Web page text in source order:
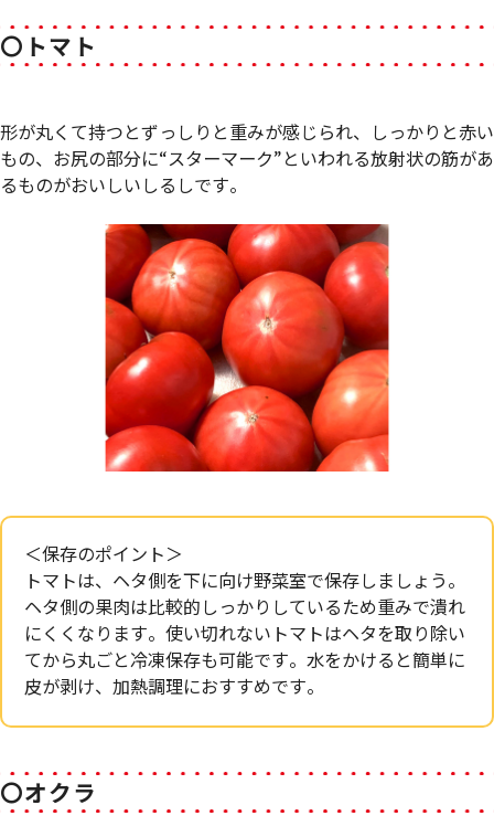
〇トマト
形が丸くて持つとずっしりと重みが感じられ、しっかりと赤い
もの、お尻の部分に“スターマーク”といわれる放射状の筋があ
るものがおいしいしるしです。
＜保存のポイント＞
トマトは、ヘタ側を下に向け野菜室で保存しましょう。
ヘタ側の果肉は比較的しっかりしているため重みで潰れ
にくくなります。使い切れないトマトはヘタを取り除い
てから丸ごと冷凍保存も可能です。水をかけると簡単に
皮が剥け、加熱調理におすすめです。
〇オクラ